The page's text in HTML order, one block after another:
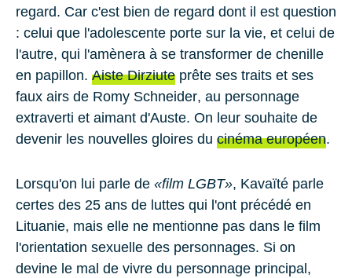
regard. Car c'est bien de regard dont il est question
: celui que l'adolescente porte sur la vie, et celui de
l'autre, qui l'amènera à se transformer de chenille
en papillon. Aiste Dirziute prête ses traits et ses
faux airs de Romy Schneider, au personnage
extraverti et aimant d'Auste. On leur souhaite de
devenir les nouvelles gloires du cinéma européen.
Lorsqu'on lui parle de «film LGBT», Kavaïté parle
certes des 25 ans de luttes qui l'ont précédé en
Lituanie, mais elle ne mentionne pas dans le film
l'orientation sexuelle des personnages. Si on
devine le mal de vivre du personnage principal,